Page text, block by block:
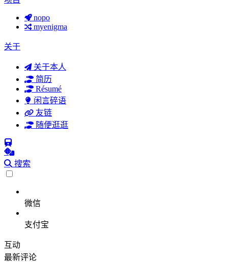
nopo
myenigma
关于
关于本人
简历
Résumé
闲言碎语
友链
随便逛逛
搜索
微信
支付宝
互动
最新评论